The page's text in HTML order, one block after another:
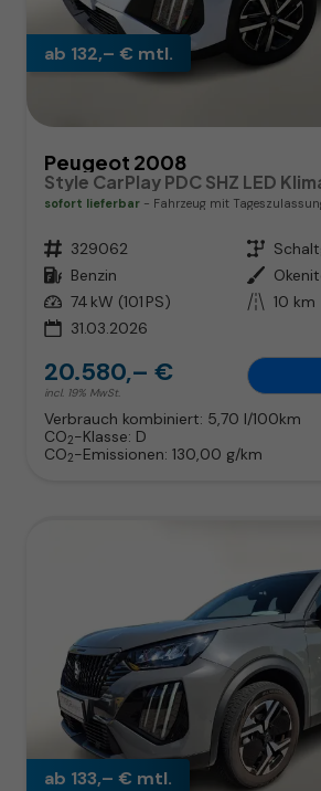
ab 132,– € mtl.
Peugeot 2008
Style CarPlay PDC SHZ LED
sofort lieferbar Fahrzeug mit
Fahrzeugnr. 329062 Getriebe
Kraftstoff Benzin Außenfarbe
Leistung 74 kW (101 PS) Kilometerstand 10 km
31.03.2026
20.580,– €
incl. 19% MwSt.
Verbrauch kombiniert: 5,70 l/100km
CO2-Klasse: D
CO2-Emissionen: 130,00 g/km
ab 133,– € mtl.